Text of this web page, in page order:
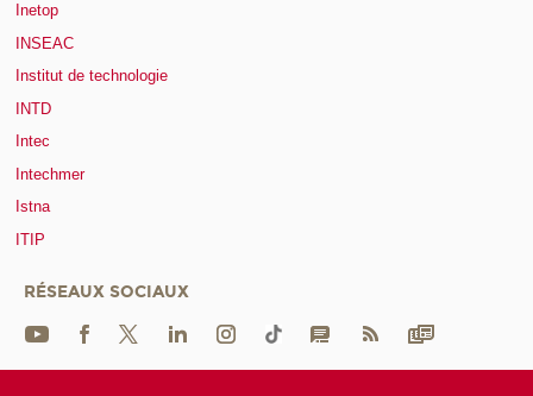
Inetop
INSEAC
Institut de technologie
INTD
Intec
Intechmer
Istna
ITIP
RÉSEAUX SOCIAUX